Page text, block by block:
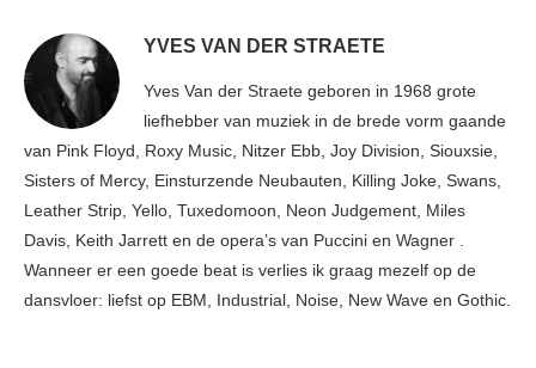
YVES VAN DER STRAETE
Yves Van der Straete geboren in 1968 grote
liefhebber van muziek in de brede vorm gaande
van Pink Floyd, Roxy Music, Nitzer Ebb, Joy Division, Siouxsie,
Sisters of Mercy, Einsturzende Neubauten, Killing Joke, Swans,
Leather Strip, Yello, Tuxedomoon, Neon Judgement, Miles
Davis, Keith Jarrett en de opera’s van Puccini en Wagner .
Wanneer er een goede beat is verlies ik graag mezelf op de
dansvloer: liefst op EBM, Industrial, Noise, New Wave en Gothic.